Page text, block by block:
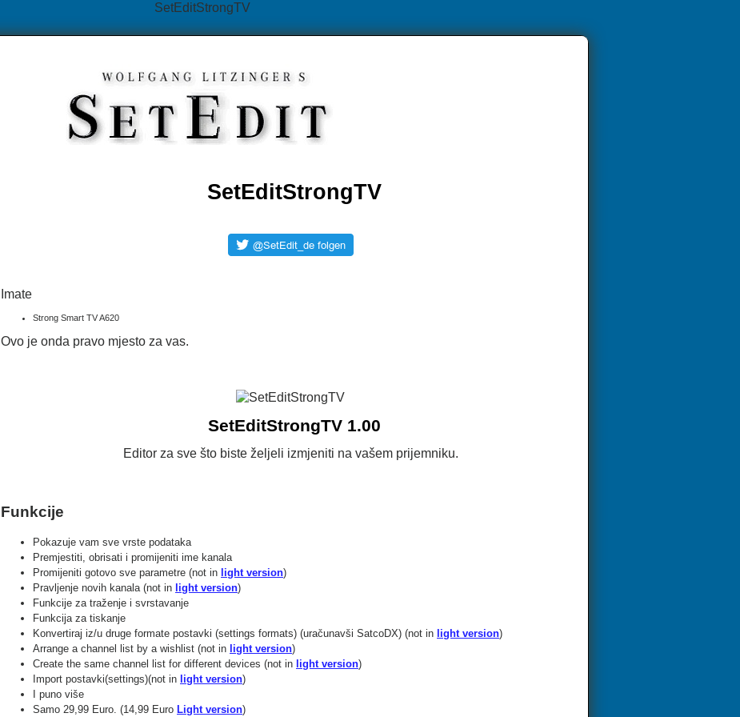
SetEditStrongTV
SetEditStrongTV
Imate
Strong Smart TV A620
Ovo je onda pravo mjesto za vas.
SetEditStrongTV 1.00
Editor za sve što biste željeli izmjeniti na vašem prijemniku.
Funkcije
Pokazuje vam sve vrste podataka
Premjestiti, obrisati i promijeniti ime kanala
Promijeniti gotovo sve parametre (not in light version)
Pravljenje novih kanala (not in light version)
Funkcije za traženje i svrstavanje
Funkcija za tiskanje
Konvertiraj iz/u druge formate postavki (settings formats) (uračunavši SatcoDX) (not in light version)
Arrange a channel list by a wishlist (not in light version)
Create the same channel list for different devices (not in light version)
Import postavki(settings)(not in light version)
I puno više
Samo 29,99 Euro. (14,99 Euro Light version)